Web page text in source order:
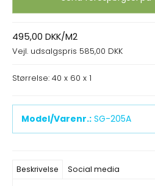
495,00 DKK/M2
Vejl. udsalgspris 585,00 DKK
Størrelse: 40 x 60 x 1
Model/Varenr.: SG-205A
Beskrivelse Social media